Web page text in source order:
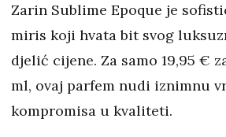
Zarin Sublime Epoque je
miris koji hvata bit svog
djelić cijene. Za samo 19,95 €
ml, ovaj parfem nudi iznimnu
kompromisa u kvaliteti.